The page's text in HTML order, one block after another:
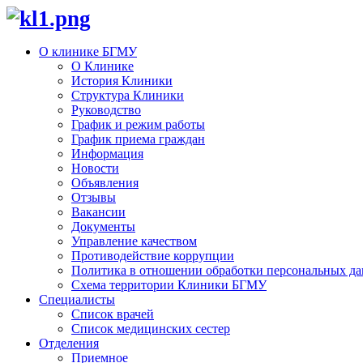
О клинике БГМУ
О Клинике
История Клиники
Структура Клиники
Руководство
График и режим работы
График приема граждан
Информация
Новости
Объявления
Отзывы
Вакансии
Документы
Управление качеством
Противодействие коррупции
Политика в отношении обработки персональных
Схема территории Клиники БГМУ
Специалисты
Список врачей
Список медицинских сестер
Отделения
Приемное